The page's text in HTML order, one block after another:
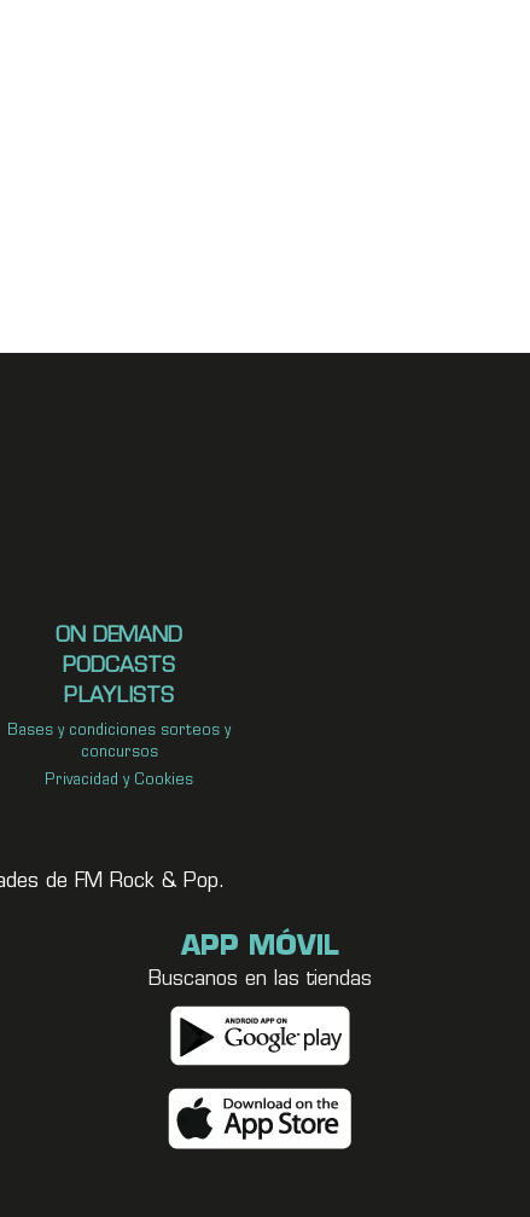
ON DEMAND
PODCASTS
PLAYLISTS
Bases y condiciones sorteos y
concursos
Privacidad y Cookies
de FM Rock & Pop.
APP MÓVIL
Buscanos en las tiendas